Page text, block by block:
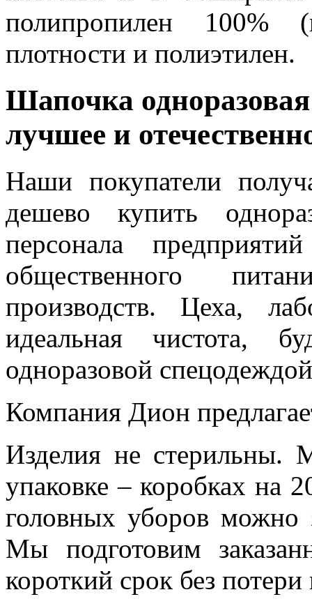
полипропилен 100%
плотности и полиэтилен.
Шапочка
лучшее и
Наши покупатели
дешево купить
персонала
общественного
производств. Цеха,
идеальная чистота,
одноразовой
Компания Дион
Изделия не стерильны.
упаковке – коробках на
головных уборов можно
Мы подготовим
короткий срок без потери